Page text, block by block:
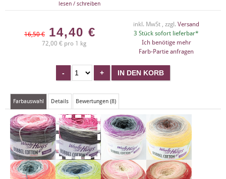
lesen / schreiben
16,50 € 14,40 €
72,00 € pro 1 kg
inkl. MwSt , zzgl. Versand
3 Stück sofort lieferbar*
Ich benötige mehr
Farb-Partie anfragen
Farbauswahl Details Bewertungen (8)